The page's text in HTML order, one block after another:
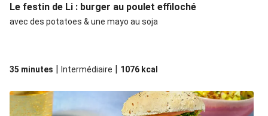
Le festin de Li : burger au poulet effiloché
avec des potatoes & une mayo au soja
35 minutes | Intermédiaire | 1076 kcal